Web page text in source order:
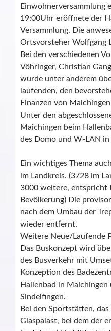
Einwohnerversammlung
19:00Uhr eröffnete der
Versammlung. Die
Ortsvorsteher Wolfgang
Bei den verschiedenen
Vöhringer, Christian
wurde unter anderem
laufenden, den
Finanzen von
Unter den
Maichingen beim
des Domo und W-LAN
Ein wichtiges Thema
im Landkreis. (3728 im
3000 weitere, entspricht
Bevölkerung) Die
nach dem Umbau der
wieder entfernt.
Weitere Neue/Laufende
Das Buskonzept wird
des Busverkehr mit
Konzeption des
Hallenbad in
Sindelfingen.
Bei den Sportstätten,
Glaspalast, bei dem der